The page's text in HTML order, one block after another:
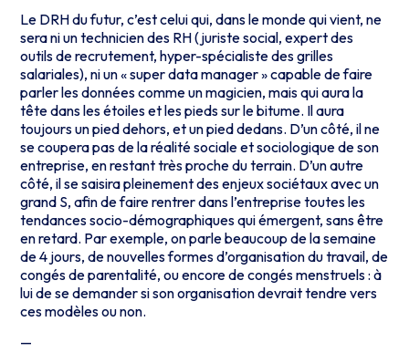
Le DRH du futur, c’est celui qui, dans le monde qui vient, ne
sera ni un technicien des RH (juriste social, expert des
outils de recrutement, hyper-spécialiste des grilles
salariales), ni un « super data manager » capable de faire
parler les données comme un magicien, mais qui aura la
tête dans les étoiles et les pieds sur le bitume. Il aura
toujours un pied dehors, et un pied dedans. D’un côté, il ne
se coupera pas de la réalité sociale et sociologique de son
entreprise, en restant très proche du terrain. D’un autre
côté, il se saisira pleinement des enjeux sociétaux avec un
grand S, afin de faire rentrer dans l’entreprise toutes les
tendances socio-démographiques qui émergent, sans être
en retard. Par exemple, on parle beaucoup de la semaine
de 4 jours, de nouvelles formes d’organisation du travail, de
congés de parentalité, ou encore de congés menstruels : à
lui de se demander si son organisation devrait tendre vers
ces modèles ou non.
—